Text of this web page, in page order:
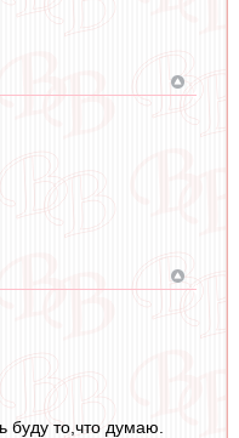
то,что думаю.